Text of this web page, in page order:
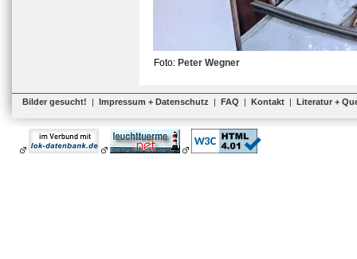
Foto: Peter Wegner
Bilder gesucht! | Impressum + Datenschutz | FAQ | Kontakt | Literatur +